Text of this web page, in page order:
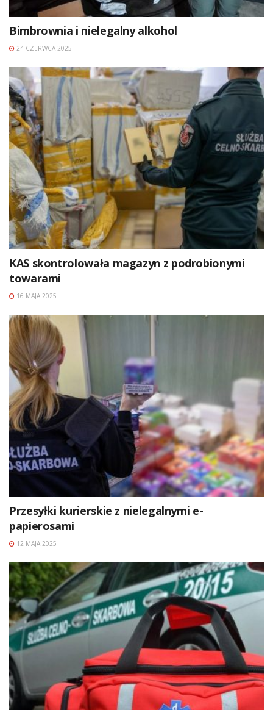
Bimbrownia i nielegalny alkohol
24 CZERWCA 2025
KAS skontrolowała magazyn z podrobionymi
towarami
16 MAJA 2025
Przesyłki kurierskie z nielegalnymi e-
papierosami
12 MAJA 2025